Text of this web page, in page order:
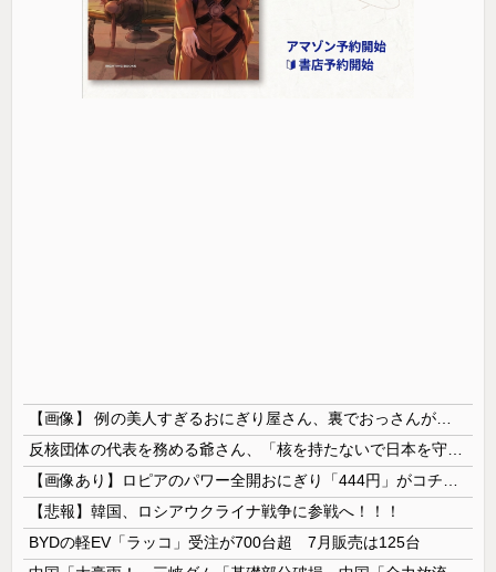
【悲報】韓国、ロシアウクライナ戦争に参戦へ！！！
BYDの軽EV「ラッコ」受注が700台超 7月販売は125台